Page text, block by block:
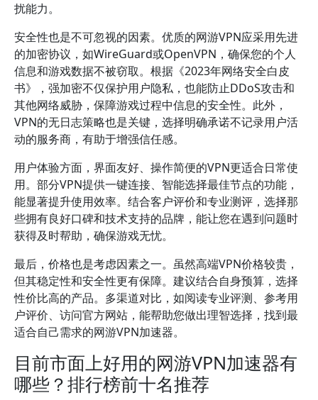
扰能力。
安全性也是不可忽视的因素。优质的网游VPN应采用先进
的加密协议，如WireGuard或OpenVPN，确保您的个人
信息和游戏数据不被窃取。根据《2023年网络安全白皮
书》，强加密不仅保护用户隐私，也能防止DDoS攻击和
其他网络威胁，保障游戏过程中信息的安全性。此外，
VPN的无日志策略也是关键，选择明确承诺不记录用户活
动的服务商，有助于增强信任感。
用户体验方面，界面友好、操作简便的VPN更适合日常使
用。部分VPN提供一键连接、智能选择最佳节点的功能，
能显著提升使用效率。结合客户评价和专业测评，选择那
些拥有良好口碑和技术支持的品牌，能让您在遇到问题时
获得及时帮助，确保游戏无忧。
最后，价格也是考虑因素之一。虽然高端VPN价格较贵，
但其稳定性和安全性更有保障。建议结合自身预算，选择
性价比高的产品。多渠道对比，如阅读专业评测、参考用
户评价、访问官方网站，能帮助您做出理智选择，找到最
适合自己需求的网游VPN加速器。
目前市面上好用的网游VPN加速器有
哪些？排行榜前十名推荐